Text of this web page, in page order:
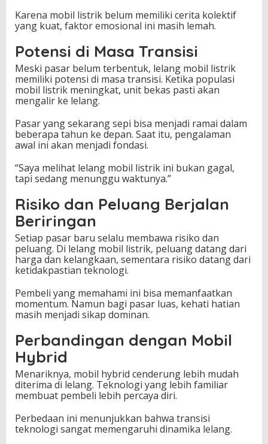
Karena mobil listrik belum memiliki cerita kolektif
yang kuat, faktor emosional ini masih lemah.
Potensi di Masa Transisi
Meski pasar belum terbentuk, lelang mobil listrik
memiliki potensi di masa transisi. Ketika populasi
mobil listrik meningkat, unit bekas pasti akan
mengalir ke lelang.
Pasar yang sekarang sepi bisa menjadi ramai dalam
beberapa tahun ke depan. Saat itu, pengalaman
awal ini akan menjadi fondasi.
“Saya melihat lelang mobil listrik ini bukan gagal,
tapi sedang menunggu waktunya.”
Risiko dan Peluang Berjalan
Beriringan
Setiap pasar baru selalu membawa risiko dan
peluang. Di lelang mobil listrik, peluang datang dari
harga dan kelangkaan, sementara risiko datang dari
ketidakpastian teknologi.
Pembeli yang memahami ini bisa memanfaatkan
momentum. Namun bagi pasar luas, kehati hatian
masih menjadi sikap dominan.
Perbandingan dengan Mobil
Hybrid
Menariknya, mobil hybrid cenderung lebih mudah
diterima di lelang. Teknologi yang lebih familiar
membuat pembeli lebih percaya diri.
Perbedaan ini menunjukkan bahwa transisi
teknologi sangat memengaruhi dinamika lelang.